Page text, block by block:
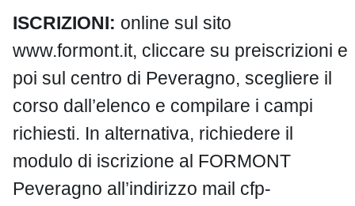
ISCRIZIONI: online sul sito
www.formont.it, cliccare su preiscrizioni e
poi sul centro di Peveragno, scegliere il
corso dall’elenco e compilare i campi
richiesti. In alternativa, richiedere il
modulo di iscrizione al FORMONT
Peveragno all’indirizzo mail cfp-